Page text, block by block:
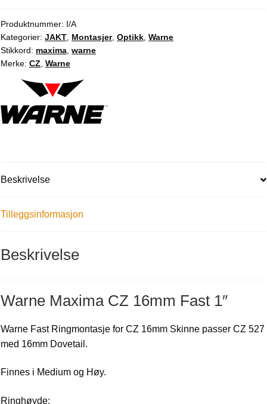
Produktnummer: I/A
Kategorier: JAKT, Montasjer, Optikk, Warne
Stikkord: maxima, warne
Merke: CZ, Warne
Beskrivelse
Tilleggsinformasjon
Beskrivelse
Warne Maxima CZ 16mm Fast 1″
Warne Fast Ringmontasje for CZ 16mm Skinne passer CZ 527
med 16mm Dovetail.
Finnes i Medium og Høy.
Ringhøyde: